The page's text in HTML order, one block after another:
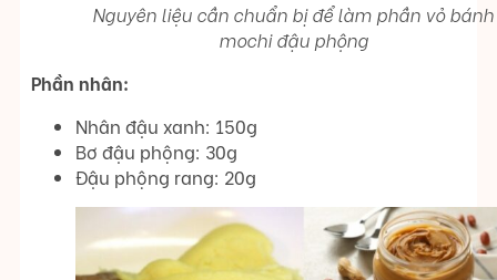
Nguyên liệu cần chuẩn bị để làm phần vỏ bánh
mochi đậu phộng
Phần nhân:
Nhân đậu xanh: 150g
Bơ đậu phộng: 30g
Đậu phộng rang: 20g